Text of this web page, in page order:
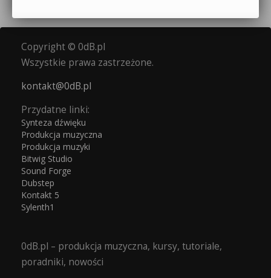
Copyright © 0dB.pl
Wszystkie prawa zastrzeżone.
kontakt@0dB.pl
Przydatne linki:
Synteza dźwięku
Produkcja muzyczna
Produkcja muzyki
Bitwig Studio
Sound Forge
Dubstep
Kontakt 5
Sylenth1
0dB.pl – produkcja muzyczna, kursy, tutoriale,
poradniki, nowości